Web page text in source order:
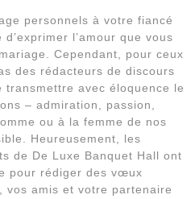
personnels à votre fiancé
l’amour que vous
Cependant, pour ceux
des rédacteurs de discours
avec éloquence le
– admiration, passion,
ou à la femme de nos
Heureusement, les
de De Luxe Banquet Hall ont
pour rédiger des vœux
vos amis et votre partenaire